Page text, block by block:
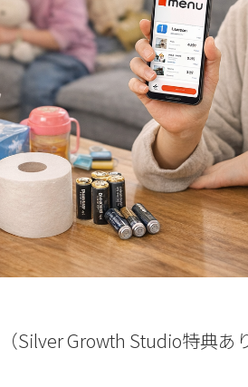
Silver Growth Studio特典あり